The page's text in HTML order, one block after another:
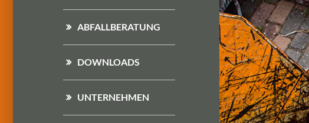
ABFALLBERATUNG
DOWNLOADS
UNTERNEHMEN